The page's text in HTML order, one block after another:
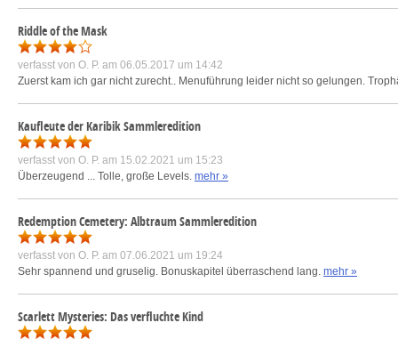
Riddle of the Mask
verfasst von O. P. am 06.05.2017 um 14:42
Zuerst kam ich gar nicht zurecht.. Menuführung leider nicht so gelungen.
Kaufleute der Karibik Sammleredition
verfasst von O. P. am 15.02.2021 um 15:23
Überzeugend ... Tolle, große Levels. mehr »
Redemption Cemetery: Albtraum Sammleredition
verfasst von O. P. am 07.06.2021 um 19:24
Sehr spannend und gruselig. Bonuskapitel überraschend lang. mehr »
Scarlett Mysteries: Das verfluchte Kind